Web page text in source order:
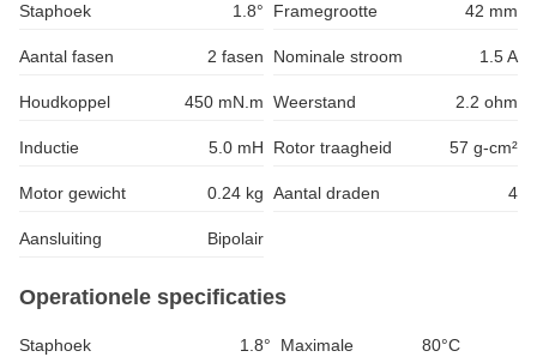
Staphoek 1.8° Framegrootte 42 mm
Aantal fasen 2 fasen Nominale stroom 1.5 A
Houdkoppel 450 mN.m Weerstand 2.2 ohm
Inductie 5.0 mH Rotor traagheid 57 g-cm²
Motor gewicht 0.24 kg Aantal draden 4
Aansluiting Bipolair
Operationele specificaties
Staphoek 1.8°
Maximale
80°C